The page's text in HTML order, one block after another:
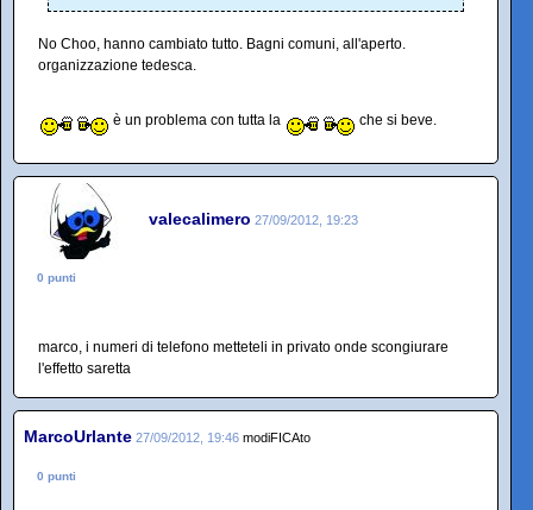
No Choo, hanno cambiato tutto. Bagni comuni, all'aperto.
organizzazione tedesca.
è un problema con tutta la che si beve.
valecalimero 27/09/2012, 19:23
0 punti
marco, i numeri di telefono metteteli in privato onde scongiurare
l'effetto saretta
MarcoUrlante 27/09/2012, 19:46 modiFICAto
0 punti